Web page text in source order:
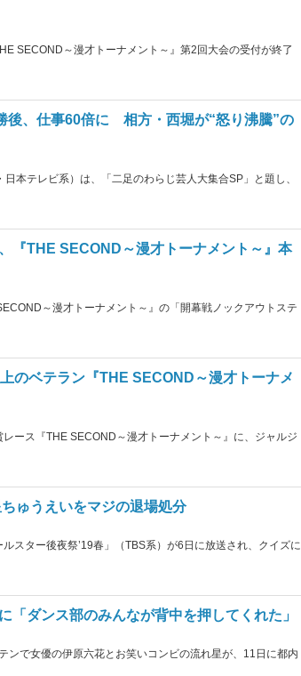
SECOND～漫才トーナメント～』第2回大会の受付が終了
後、仕事60倍に 相方・西堀が“怒り沸騰”の
本テレビ系）は、「二足のわらじ芸人大集合SP」と題し、
『THE SECOND～漫才トーナメント～』本
～漫才トーナメント～』の「開幕戦ノックアウトステ
のベテラン『THE SECOND～漫才トーナメ
ース『THE SECOND～漫才トーナメント～』に、ジャルジ
ゅうえいをマジの退場処分
スター後夜祭’19春」（TBS系）が6日に放送され、クイズに
「ダンス部のみんなが背中を押してくれた」
ンで女優の伊原六花とお笑いコンビの流れ星が、11日に都内